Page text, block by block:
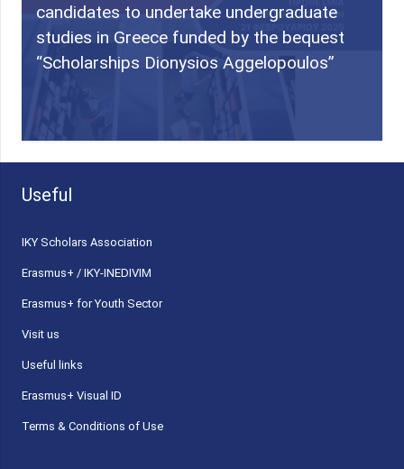
candidates to undertake undergraduate
studies in Greece funded by the bequest
“Scholarships Dionysios Aggelopoulos”
Useful
ΙΚΥ Scholars Association
Erasmus+ / IKY-INEDIVIM
Erasmus+ for Youth Sector
Visit us
Useful links
Erasmus+ Visual ID
Terms & Conditions of Use